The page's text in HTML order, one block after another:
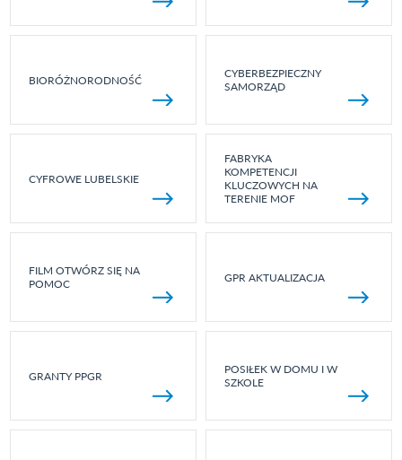
BIORÓŻNORODNOŚĆ
CYBERBEZPIECZNY
SAMORZĄD
CYFROWE LUBELSKIE
FABRYKA
KOMPETENCJI
KLUCZOWYCH NA
TERENIE MOF
FILM OTWÓRZ SIĘ NA
POMOC
GPR AKTUALIZACJA
GRANTY PPGR
POSIŁEK W DOMU I W
SZKOLE